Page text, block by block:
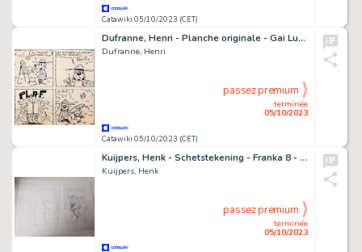
Catawiki 05/10/2023 (CET)
Dufranne, Henri - Planche originale - Gai Luron - Ah ! Ils sont nombreux... - (1973)
Dufranne, Henri
Catawiki 05/10/2023 (CET)
terminée
05/10/2023
passez premium
Kuijpers, Henk - Schetstekening - Franka 8 - De tanden van de Draak - (1985)
Kuijpers, Henk
terminée
05/10/2023
passez premium